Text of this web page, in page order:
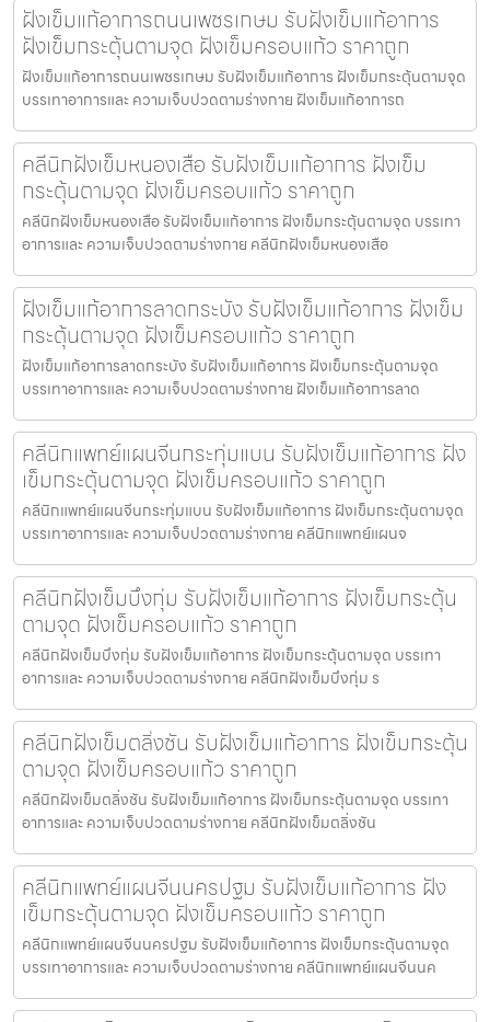
ฝังเข็มแก้อาการถนนเพชรเกษม รับฝังเข็มแก้อาการ
ฝังเข็มกระตุ้นตามจุด ฝังเข็มครอบแก้ว ราคาถูก
ฝังเข็มแก้อาการถนนเพชรเกษม รับฝังเข็มแก้อาการ ฝังเข็มกระตุ้นตามจุด
บรรเทาอาการและ ความเจ็บปวดตามร่างกาย ฝังเข็มแก้อาการถ
คลีนิกฝังเข็มหนองเสือ รับฝังเข็มแก้อาการ ฝังเข็ม
กระตุ้นตามจุด ฝังเข็มครอบแก้ว ราคาถูก
คลีนิกฝังเข็มหนองเสือ รับฝังเข็มแก้อาการ ฝังเข็มกระตุ้นตามจุด บรรเทา
อาการและ ความเจ็บปวดตามร่างกาย คลีนิกฝังเข็มหนองเสือ
ฝังเข็มแก้อาการลาดกระบัง รับฝังเข็มแก้อาการ ฝังเข็ม
กระตุ้นตามจุด ฝังเข็มครอบแก้ว ราคาถูก
ฝังเข็มแก้อาการลาดกระบัง รับฝังเข็มแก้อาการ ฝังเข็มกระตุ้นตามจุด
บรรเทาอาการและ ความเจ็บปวดตามร่างกาย ฝังเข็มแก้อาการลาด
คลีนิกแพทย์แผนจีนกระทุ่มแบน รับฝังเข็มแก้อาการ ฝัง
เข็มกระตุ้นตามจุด ฝังเข็มครอบแก้ว ราคาถูก
คลีนิกแพทย์แผนจีนกระทุ่มแบน รับฝังเข็มแก้อาการ ฝังเข็มกระตุ้นตามจุด
บรรเทาอาการและ ความเจ็บปวดตามร่างกาย คลีนิกแพทย์แผนจ
คลีนิกฝังเข็มบึงกุ่ม รับฝังเข็มแก้อาการ ฝังเข็มกระตุ้น
ตามจุด ฝังเข็มครอบแก้ว ราคาถูก
คลีนิกฝังเข็มบึงกุ่ม รับฝังเข็มแก้อาการ ฝังเข็มกระตุ้นตามจุด บรรเทา
อาการและ ความเจ็บปวดตามร่างกาย คลีนิกฝังเข็มบึงกุ่ม ร
คลีนิกฝังเข็มตลิ่งชัน รับฝังเข็มแก้อาการ ฝังเข็มกระตุ้น
ตามจุด ฝังเข็มครอบแก้ว ราคาถูก
คลีนิกฝังเข็มตลิ่งชัน รับฝังเข็มแก้อาการ ฝังเข็มกระตุ้นตามจุด บรรเทา
อาการและ ความเจ็บปวดตามร่างกาย คลีนิกฝังเข็มตลิ่งชัน
คลีนิกแพทย์แผนจีนนครปฐม รับฝังเข็มแก้อาการ ฝัง
เข็มกระตุ้นตามจุด ฝังเข็มครอบแก้ว ราคาถูก
คลีนิกแพทย์แผนจีนนครปฐม รับฝังเข็มแก้อาการ ฝังเข็มกระตุ้นตามจุด
บรรเทาอาการและ ความเจ็บปวดตามร่างกาย คลีนิกแพทย์แผนจีนนค